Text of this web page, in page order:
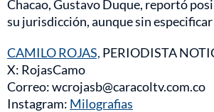
Chacao, Gustavo Duque, reportó
su jurisdicción, aunque sin
CAMILO ROJAS, PERIODISTA
X: RojasCamo
Correo: wcrojasb@caracoltv.com.co
Instagram: Milografias